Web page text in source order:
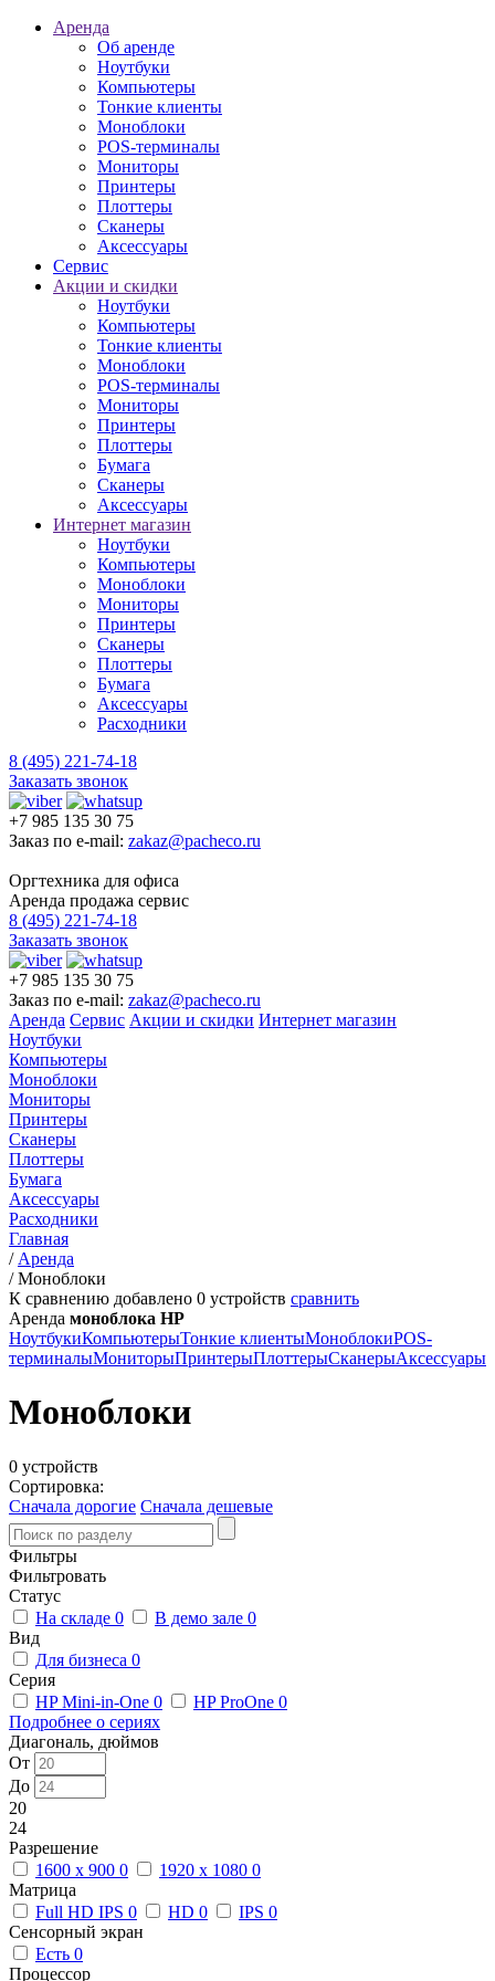
Аренда
Об аренде
Ноутбуки
Компьютеры
Тонкие клиенты
Моноблоки
POS-терминалы
Мониторы
Принтеры
Плоттеры
Сканеры
Аксессуары
Сервис
Акции и скидки
Ноутбуки
Компьютеры
Тонкие клиенты
Моноблоки
POS-терминалы
Мониторы
Принтеры
Плоттеры
Бумага
Сканеры
Аксессуары
Интернет магазин
Ноутбуки
Компьютеры
Моноблоки
Мониторы
Принтеры
Сканеры
Плоттеры
Бумага
Аксессуары
Расходники
8 (495) 221-74-18
Заказать звонок
+7 985 135 30 75
Заказ по e-mail: zakaz@pacheco.ru
Оргтехника для офиса
Аренда продажа сервис
8 (495) 221-74-18
Заказать звонок
+7 985 135 30 75
Заказ по e-mail: zakaz@pacheco.ru
Аренда Сервис Акции и скидки Интернет магазин
Ноутбуки
Компьютеры
Моноблоки
Мониторы
Принтеры
Сканеры
Плоттеры
Бумага
Аксессуары
Расходники
Главная
/ Аренда
/Моноблоки
К сравнению добавлено 0 устройств сравнить
Аренда моноблока HP
НоутбукиКомпьютерыТонкие клиентыМоноблокиPOS-
терминалыМониторыПринтерыПлоттерыСканерыАксессуары
Моноблоки
0 устройств
Сортировка:
Сначала дорогие Сначала дешевые
Фильтры
Фильтровать
Статус
На складе 0 В демо зале 0
Вид
Для бизнеса 0
Серия
HP Mini-in-One 0 HP ProOne 0
Подробнее о сериях
Диагональ, дюймов
От
До
20
24
Разрешение
1600 x 900 0 1920 x 1080 0
Матрица
Full HD IPS 0 HD 0 IPS 0
Сенсорный экран
Есть 0
Процессор